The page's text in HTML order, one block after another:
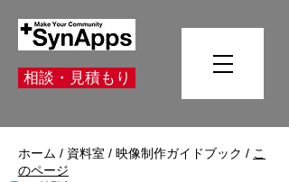
相談・見積もり
ホーム / 資料室 / 映像制作ガイドブック / こ
のページ